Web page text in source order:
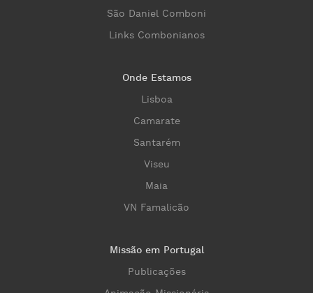
São Daniel Comboni
Links Combonianos
Onde Estamos
Lisboa
Camarate
Santarém
Viseu
Maia
VN Famalicão
Missão em Portugal
Publicações